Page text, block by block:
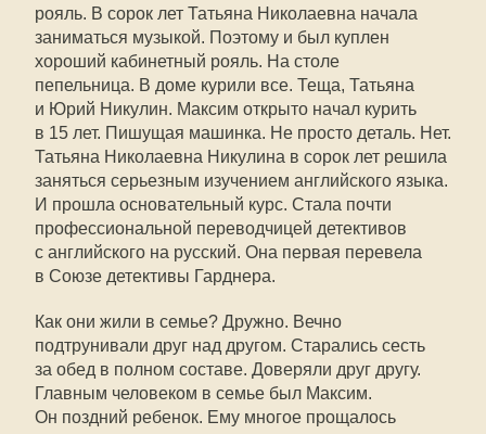
рояль. В сорок лет Татьяна Николаевна начала
заниматься музыкой. Поэтому и был куплен
хороший кабинетный рояль. На столе
пепельница. В доме курили все. Теща, Татьяна
и Юрий Никулин. Максим открыто начал курить
в 15 лет. Пишущая машинка. Не просто деталь. Нет.
Татьяна Николаевна Никулина в сорок лет решила
заняться серьезным изучением английского языка.
И прошла основательный курс. Стала почти
профессиональной переводчицей детективов
с английского на русский. Она первая перевела
в Союзе детективы Гарднера.
Как они жили в семье? Дружно. Вечно
подтрунивали друг над другом. Старались сесть
за обед в полном составе. Доверяли друг другу.
Главным человеком в семье был Максим.
Он поздний ребенок. Ему многое прощалось